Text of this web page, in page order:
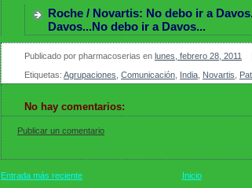
Roche / Novartis: No debo ir a
Davos...No debo ir a Davos...
Publicado por pharmacoserias en lunes, febrero 28, 2011
Etiquetas: Agrupaciones Comunicación India Novartis
No hay comentarios:
Publicar un comentario
Entrada más reciente Inicio